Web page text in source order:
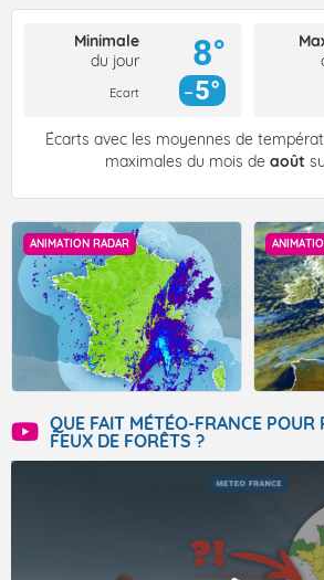
Minimale
du jour
Ecart
8°
5°
Écarts avec les moyennes de
maximales du mois de août
ANIMATION RADAR
QUE FAIT MÉTÉO-FRANCE POUR
FEUX DE FORÊTS ?